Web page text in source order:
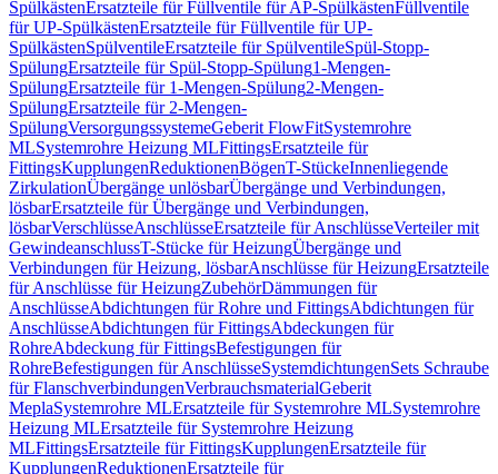
SpülkästenErsatzteile für Füllventile für AP-SpülkästenFüllventile
für UP-SpülkästenErsatzteile für Füllventile für UP-
SpülkästenSpülventileErsatzteile für SpülventileSpül-Stopp-
SpülungErsatzteile für Spül-Stopp-Spülung1-Mengen-
SpülungErsatzteile für 1-Mengen-Spülung2-Mengen-
SpülungErsatzteile für 2-Mengen-
SpülungVersorgungssystemeGeberit FlowFitSystemrohre
MLSystemrohre Heizung MLFittingsErsatzteile für
FittingsKupplungenReduktionenBögenT-StückeInnenliegende
ZirkulationÜbergänge unlösbarÜbergänge und Verbindungen,
lösbarErsatzteile für Übergänge und Verbindungen,
lösbarVerschlüsseAnschlüsseErsatzteile für AnschlüsseVerteiler mit
GewindeanschlussT-Stücke für HeizungÜbergänge und
Verbindungen für Heizung, lösbarAnschlüsse für HeizungErsatzteile
für Anschlüsse für HeizungZubehörDämmungen für
AnschlüsseAbdichtungen für Rohre und FittingsAbdichtungen für
AnschlüsseAbdichtungen für FittingsAbdeckungen für
RohreAbdeckung für FittingsBefestigungen für
RohreBefestigungen für AnschlüsseSystemdichtungenSets Schraube
für FlanschverbindungenVerbrauchsmaterialGeberit
MeplaSystemrohre MLErsatzteile für Systemrohre MLSystemrohre
Heizung MLErsatzteile für Systemrohre Heizung
MLFittingsErsatzteile für FittingsKupplungenErsatzteile für
KupplungenReduktionenErsatzteile für